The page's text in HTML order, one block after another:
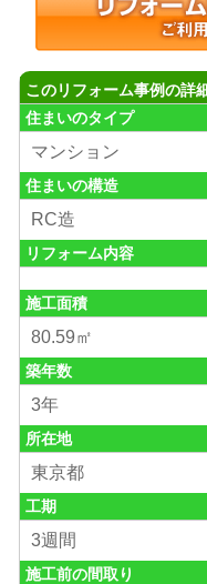
このリフォーム事例の詳
住まいのタイプ
マンション
住まいの構造
RC造
リフォーム内容
施工面積
80.59㎡
築年数
3年
所在地
東京都
工期
3週間
施工前の間取り